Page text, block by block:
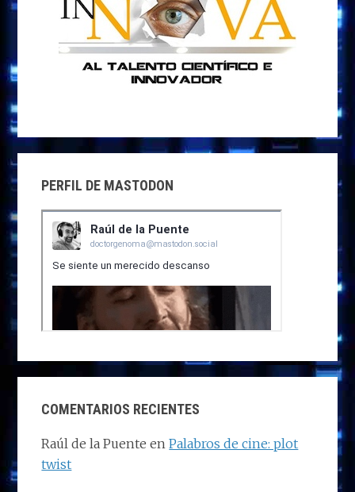
PERFIL DE MASTODON
COMENTARIOS RECIENTES
Raúl de la Puente enPalabros de cine: plot
twist